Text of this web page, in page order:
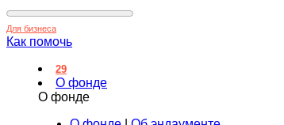
Для бизнеса
Как помочь
29
О фонде
О фонде